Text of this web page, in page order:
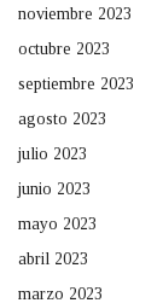
noviembre 2023
octubre 2023
septiembre 2023
agosto 2023
julio 2023
junio 2023
mayo 2023
abril 2023
marzo 2023